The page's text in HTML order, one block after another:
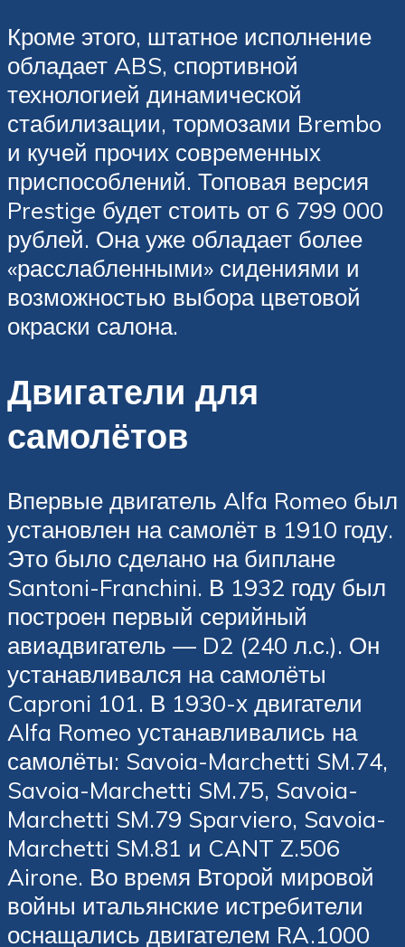
Кроме этого, штатное исполнение
обладает ABS, спортивной
технологией динамической
стабилизации, тормозами Brembo
и кучей прочих современных
приспособлений. Топовая версия
Prestige будет стоить от 6 799 000
рублей. Она уже обладает более
«расслабленными» сидениями и
возможностью выбора цветовой
окраски салона.
Двигатели для
самолётов
Впервые двигатель Alfa Romeo был
установлен на самолёт в 1910 году.
Это было сделано на биплане
Santoni-Franchini. В 1932 году был
построен первый серийный
авиадвигатель — D2 (240 л.с.). Он
устанавливался на самолёты
Caproni 101. В 1930-х двигатели
Alfa Romeo устанавливались на
самолёты: Savoia-Marchetti SM.74,
Savoia-Marchetti SM.75, Savoia-
Marchetti SM.79 Sparviero, Savoia-
Marchetti SM.81 и CANT Z.506
Airone. Во время Второй мировой
войны итальянские истребители
оснащались двигателем RA.1000